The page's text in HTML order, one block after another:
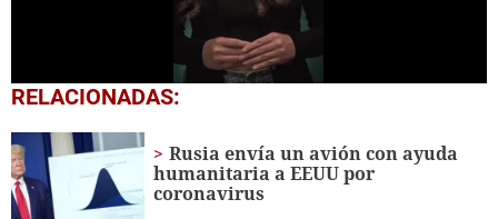
0
seconds
1
minute,
0
RELACIONADAS:
Rusia envía un avión con ayuda
humanitaria a EEUU por
coronavirus